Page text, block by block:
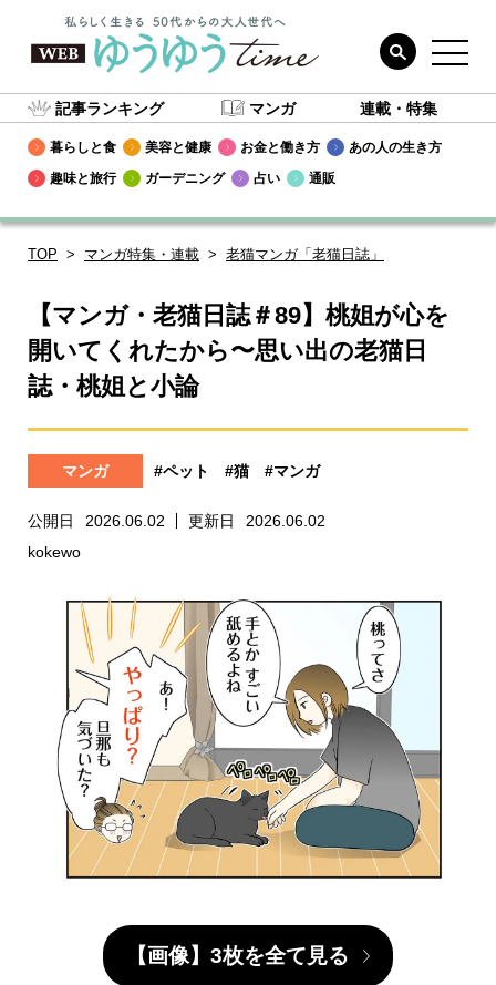
記事ランキング マンガ 連載・特集
暮らしと食 美容と健康 お金と働き方
あの人の生き方
趣味と旅行
ガーデニング 占い 通販
TOP マンガ特集・連載 老猫マンガ「老猫日誌」
【マンガ・老猫日誌＃89】桃姐が心を
開いてくれたから〜思い出の老猫日
誌・桃姐と小論
マンガ #ペット #猫 #マンガ
公開日 2026.06.02 更新日
2026.06.02
kokewo
【画像】3枚を全て見る